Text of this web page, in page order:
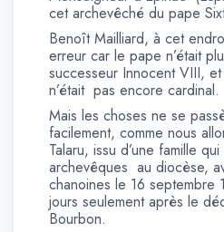
cet archevêché du pape
Benoît Mailliard, à cet
erreur car le pape n’était
successeur Innocent VIII,
n’était pas encore cardinal.
Mais les choses ne se
facilement, comme nous
Talaru, issu d’une famille
archevêques au diocèse,
chanoines le 16 septembre
jours seulement après le
Bourbon.